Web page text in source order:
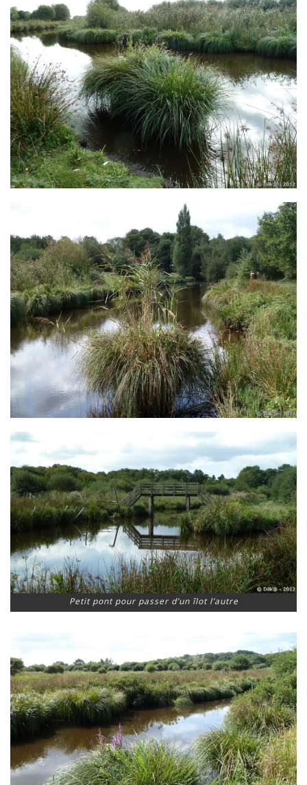
Petit pont pour passer d’un îlot l’autre